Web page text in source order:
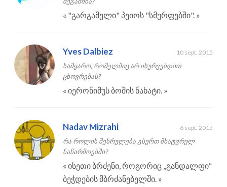
« "გარგამელი" პეიოს "სმურფებში". »
Yves Dalbiez 10 sept. 2015
სამყარო, რომელშიც არ ისურვებდით
ცხოვრებას?
« იერონიმუს ბოშის ნახატი. »
Nadav Mizrahi 6 sept. 2015
რა როლის შესრულება გსურთ მხატვრულ
ნაწარმოებში?
« ისეთი ბრძენი, როგორიც „განდალფი“
ბეჭდების მბრძანებელში. »